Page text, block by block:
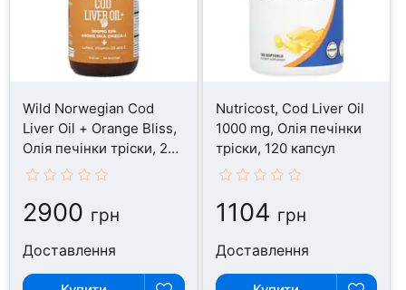
Wild Norwegian Cod
Liver Oil + Orange Bliss,
Олія печінки тріски, 250
мл
2900 грн
Доставлення
Nutricost, Cod Liver Oil
1000 mg, Олія печінки
тріски, 120 капсул
1104 грн
Доставлення